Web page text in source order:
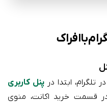
با افراک
تلگرام، ابتدا در پنل کاربری
قسمت خرید اکانت، منوی